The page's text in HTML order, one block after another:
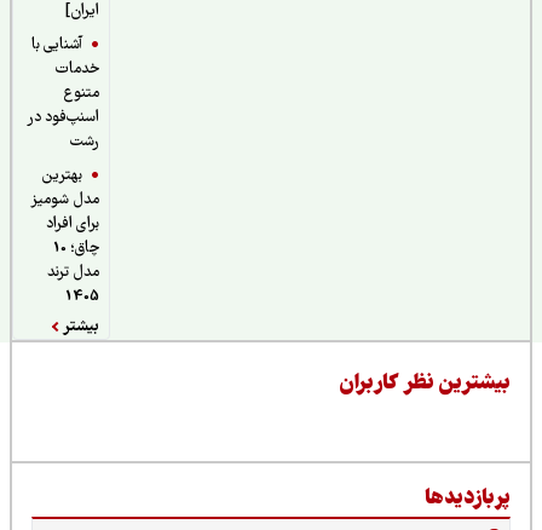
آشنایی با
خدمات
اسنپ‌فود در
بهترین
مدل شومیز
برای افراد
چاق؛ 10
مدل ترند
نظر کاربران